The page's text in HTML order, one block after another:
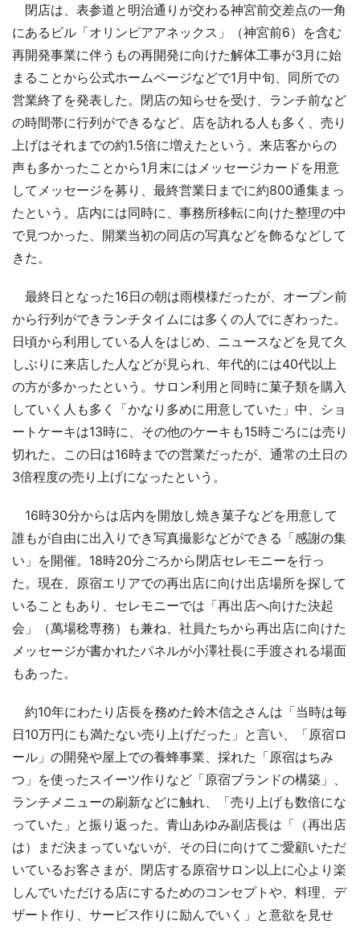
閉店は、表参道と明治通りが交わる神宮前交差点の一角
にあるビル「オリンピアアネックス」（神宮前6）を含む
再開発事業に伴うもの再開発に向けた解体工事が3月に始
まることから公式ホームページなどで1月中旬、同所での
営業終了を発表した。閉店の知らせを受け、ランチ前など
の時間帯に行列ができるなど、店を訪れる人も多く、売り
上げはそれまでの約1.5倍に増えたという。来店客からの
声も多かったことから1月末にはメッセージカードを用意
してメッセージを募り、最終営業日までに約800通集まっ
たという。店内には同時に、事務所移転に向けた整理の中
で見つかった、開業当初の同店の写真などを飾るなどして
きた。
最終日となった16日の朝は雨模様だったが、オープン前
から行列ができランチタイムには多くの人でにぎわった。
日頃から利用している人をはじめ、ニュースなどを見て久
しぶりに来店した人などが見られ、年代的には40代以上
の方が多かったという。サロン利用と同時に菓子類を購入
していく人も多く「かなり多めに用意していた」中、ショ
ートケーキは13時に、その他のケーキも15時ごろには売り
切れた。この日は16時までの営業だったが、通常の土日の
3倍程度の売り上げになったという。
16時30分からは店内を開放し焼き菓子などを用意して
誰もが自由に出入りでき写真撮影などができる「感謝の集
い」を開催。18時20分ごろから閉店セレモニーを行っ
た。現在、原宿エリアでの再出店に向け出店場所を探して
いることもあり、セレモニーでは「再出店へ向けた決起
会」（萬場稔専務）も兼ね、社員たちから再出店に向けた
メッセージが書かれたパネルが小澤社長に手渡される場面
もあった。
約10年にわたり店長を務めた鈴木信之さんは「当時は毎
日10万円にも満たない売り上げだった」と言い、「原宿ロ
ール」の開発や屋上での養蜂事業、採れた「原宿はちみ
つ」を使ったスイーツ作りなど「原宿ブランドの構築」、
ランチメニューの刷新などに触れ、「売り上げも数倍にな
っていた」と振り返った。青山あゆみ副店長は「（再出店
は）まだ決まっていないが、その日に向けてご愛顧いただ
いているお客さまが、閉店する原宿サロン以上に心より楽
しんでいただける店にするためのコンセプトや、料理、デ
ザート作り、サービス作りに励んでいく」と意欲を見せ